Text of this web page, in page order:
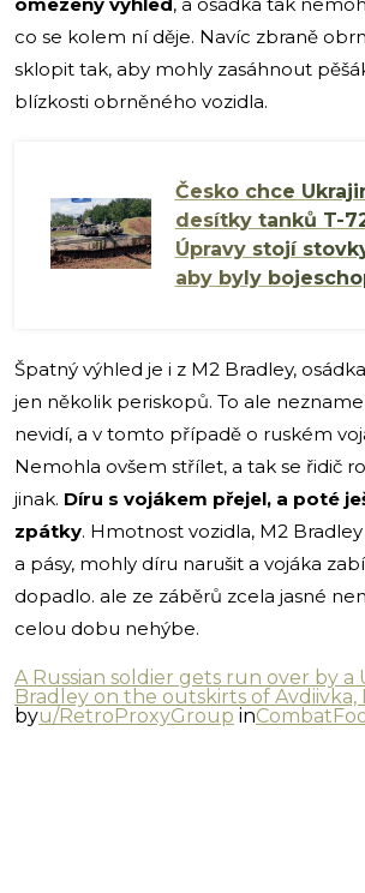
co se kolem ní děje. Navíc zbraně
sklopit tak, aby mohly zasáhnout
blízkosti obrněného vozidla.
Česko chce
desítky tanků T-
Úpravy stojí
aby byly
Špatný výhled je i z M2 Bradley,
jen několik periskopů. To ale
nevidí, a v tomto případě o ruském
Nemohla ovšem střílet, a tak se řidič
jinak. Díru s vojákem přejel, a poté
zpátky. Hmotnost vozidla, M2
a pásy, mohly díru narušit a vojáka
dopadlo. ale ze záběrů zcela jasné
celou dobu nehýbe.
A Russian soldier gets run over by a
Bradley on the outskirts of Avdiivka,
byu/RetroProxyGroup in